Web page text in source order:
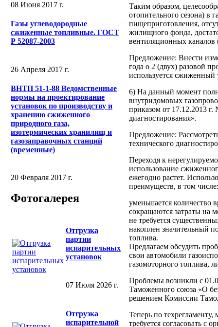
08 Июня 2017 г.
Газы углеводородные
сжиженные топливные. ГОСТ
Р 52087-2003
26 Апреля 2017 г.
ВНТП 51-1-88 Ведомственные
нормы на проектирование
установок по производству и
хранению сжиженного
природного газа,
изотермических хранилищ и
газозаправочных станций
(временные)
20 Февраля 2017 г.
Фотогалерея
Отгрузка
партии
испарительных
установок
07 Июля 2026 г.
Отгрузка
испарительной
Таким образом,
отопительного сезона) в
пищеприготовления,
жилищного фонда,
вентиляционных каналов
Предложение: Внести
года о 2 (двух) разовой
используется сжиженный
6) На данный момент
внутридомовых
приказом от 17.12.2013
диагностирования».
Предложение:
технического
Переходя к
использование
ежегодно растет.
преимуществ, в том числе:
уменьшается количество
сокращаются затраты на
не требуется
накоплен значительный
топлива.
Предлагаем обсудить
свои автомобили
газомоторного топлива,
Проблемы возникли с
Таможенного союза «О
решением Комиссии
Теперь по
требуется согласовать с